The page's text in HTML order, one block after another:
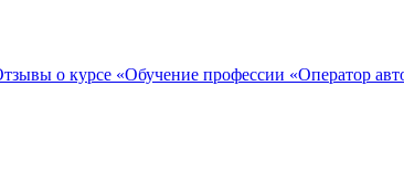
о курсе «Обучение профессии «Оператор